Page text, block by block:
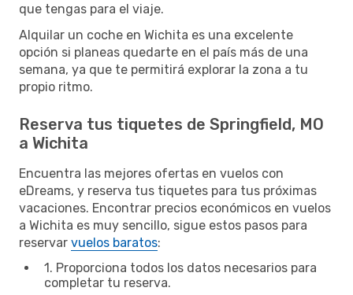
que tengas para el viaje.
Alquilar un coche en Wichita es una excelente
opción si planeas quedarte en el país más de una
semana, ya que te permitirá explorar la zona a tu
propio ritmo.
Reserva tus tiquetes de Springfield, MO
a Wichita
Encuentra las mejores ofertas en vuelos con
eDreams, y reserva tus tiquetes para tus próximas
vacaciones. Encontrar precios económicos en vuelos
a Wichita es muy sencillo, sigue estos pasos para
reservar vuelos baratos:
1. Proporciona todos los datos necesarios para
completar tu reserva.